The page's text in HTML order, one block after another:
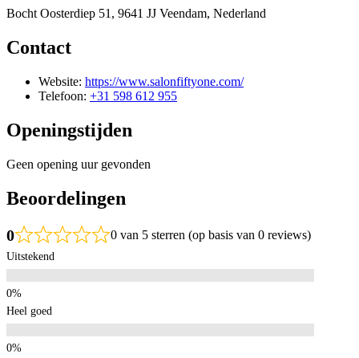
Bocht Oosterdiep 51, 9641 JJ Veendam, Nederland
Contact
Website: https://www.salonfiftyone.com/
Telefoon: +31 598 612 955
Openingstijden
Geen opening uur gevonden
Beoordelingen
0 0 van 5 sterren (op basis van 0 reviews)
Uitstekend
Heel goed